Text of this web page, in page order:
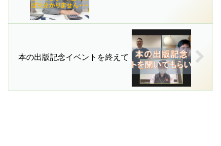
本の出版記念イベントを終えて